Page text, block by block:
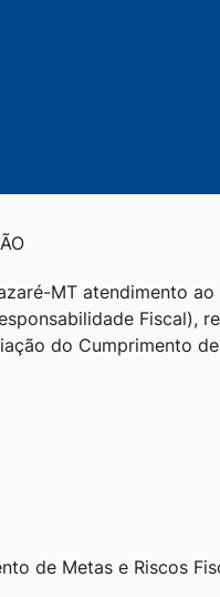
MT atendimento
Fiscal),
do Cumprimento
de Metas e Riscos